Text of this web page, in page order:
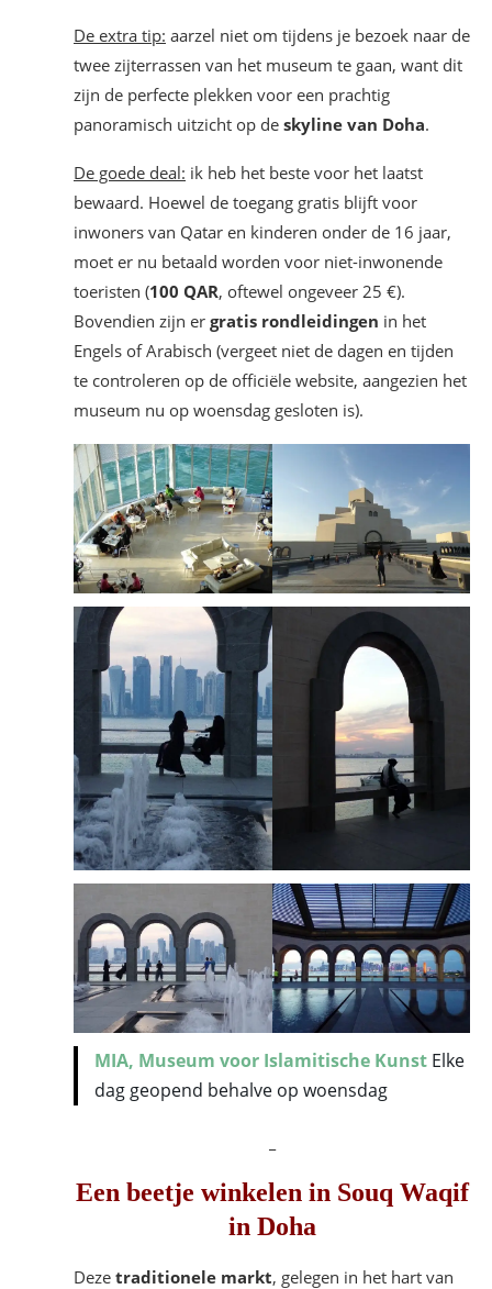
De extra tip: aarzel niet om tijdens je bezoek naar de
twee zijterrassen van het museum te gaan, want dit
zijn de perfecte plekken voor een prachtig
panoramisch uitzicht op de skyline van Doha.
De goede deal: ik heb het beste voor het laatst
bewaard. Hoewel de toegang gratis blijft voor
inwoners van Qatar en kinderen onder de 16 jaar,
moet er nu betaald worden voor niet-inwonende
toeristen (100 QAR, oftewel ongeveer 25 €).
Bovendien zijn er gratis rondleidingen in het
Engels of Arabisch (vergeet niet de dagen en tijden
te controleren op de officiële website, aangezien het
museum nu op woensdag gesloten is).
MIA, Museum voor Islamitische Kunst Elke
dag geopend behalve op woensdag
Een beetje winkelen in Souq Waqif
in Doha
Deze traditionele markt, gelegen in het hart van